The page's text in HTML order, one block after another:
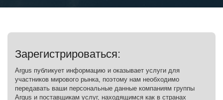
Зарегистрироваться:
Argus публикует информацию и оказывает услуги для
участников мирового рынка, поэтому нам необходимо
передавать ваши персональные данные компаниям группы
Argus и поставщикам услуг, находящимся как в странах